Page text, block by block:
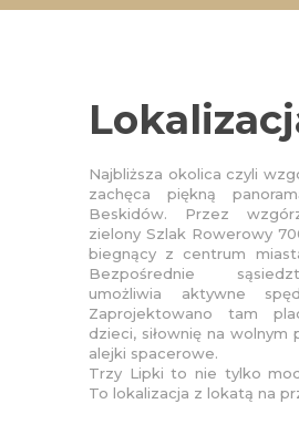
Najbliższa okolica czyli
zachęca piękną
Beskidów. Przez
zielony Szlak Rowerowy
biegnący z centrum
Bezpośrednie
umożliwia aktywne
Zaprojektowano tam
dzieci, siłownię na wolnym
alejki spacerowe.
Trzy Lipki to nie tylko
To lokalizacja z lokatą na